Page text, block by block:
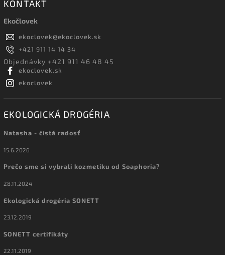
KONTAKT
Ekočlovek
ekoclovek@ekoclovek.sk
+421 911 14 14 34
Objednávky +421 911 46 48 45
ekoclovek.sk
ekoclovek
EKOLOGICKÁ DROGÉRIA
Natasha - čistá radosť
15.6.2026
Prečo sme si vybrali kozmetiku od Soaphoria?
28.11.2024
Ekologická drogéria SONETT
23.12.2019
SONETT certifikáty
22.11.2019